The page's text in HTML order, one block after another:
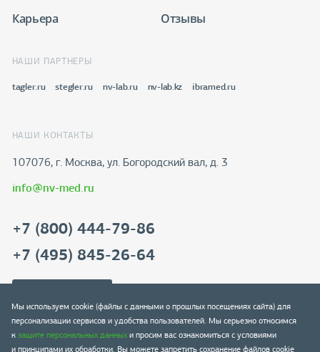
Карьера
Отзывы
НАШИ ПАРТНЕРЫ
tagler.ru stegler.ru nv-lab.ru nv-lab.kz ibramed.ru
НАШИ КОНТАКТЫ
107076, г. Москва, ул. Богородский вал, д. 3
info@nv-med.ru
+7 (800) 444-79-86
+7 (495) 845-26-64
Мы используем cookie (файлы с данными о прошлых посещениях сайта) для
персонализации сервисов и удобства пользователей. Мы серьезно относимся
кзащите персональных данныхи просим вас ознакомиться с условиями
и принципами их обработки. Вы можете запретить сохранение файлов cookie